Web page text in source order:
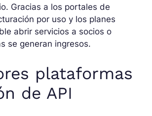
Gracias a los portales de
por uso y los planes
abrir servicios a socios o
se generan ingresos.
plataformas
de API